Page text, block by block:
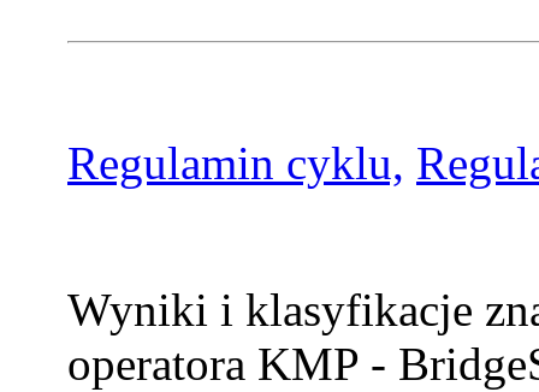
Regulamin cyklu,
Wyniki i klasyfikacje
operatora KMP -